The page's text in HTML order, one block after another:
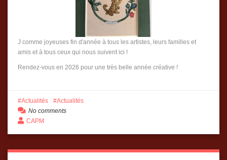
J comme joyeuses fin d'année à tous les artistes, leurs familles et
amis et à tous ceux qui nous suivent ici !
Rendez-vous en 2026 pour une très belle année créative !
Actualités
Actualités
No comments
CAPM